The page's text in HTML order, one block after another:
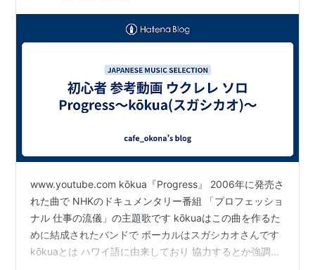
www.youtube.com kōkua『Progress』 2006年に発売さ
れた曲で NHKのドキュメンタリー番組 「プロフェッショ
ナル 仕事の流儀」の主題歌です kōkuaはこの曲を作るた
めに結成されたバンドで ボーカルはスガシカオさんです
kōkuaとは ハワイ語に由来しており 協力するとか強調す